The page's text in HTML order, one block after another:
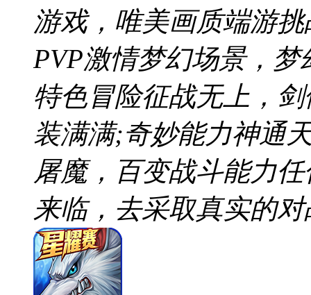
游戏，唯美画质端游
PVP激情梦幻场景，
特色冒险征战无上，
装满满;奇妙能力神通
屠魔，百变战斗能力
来临，去采取真实的